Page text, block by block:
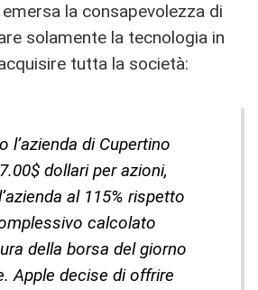
la consapevolezza di
solamente la tecnologia in
tutta la società:
l’azienda di Cupertino
dollari per azioni,
al 115% rispetto
calcolato
della borsa del giorno
Apple decise di offrire